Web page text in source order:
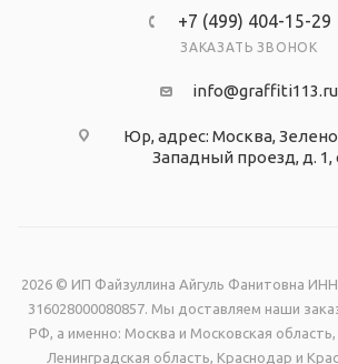
+7 (499) 404-15-29
ЗАКАЗАТЬ ЗВОНОК
info@graffiti113.ru
Юр, адрес: Москва,
Западный проезд, д. 1,
2026 © ИП Файзуллина Айгуль Фанитовна
316028000080857. Мы доставляем наши
РФ, а именно: Москва и Московская
Ленинградская область, Краснодар и